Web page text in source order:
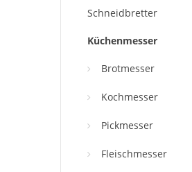
Schneidbretter
Küchenmesser
Brotmesser
Kochmesser
Pickmesser
Fleischmesser